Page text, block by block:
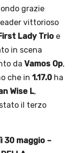
grazie
vittorioso
Lady Trio e
in scena
da Vamos Op,
che in 1.17.0 ha
Wise L,
il terzo
30 maggio –